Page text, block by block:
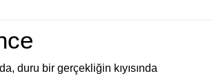
duru bir gerçekliğin kıyısında